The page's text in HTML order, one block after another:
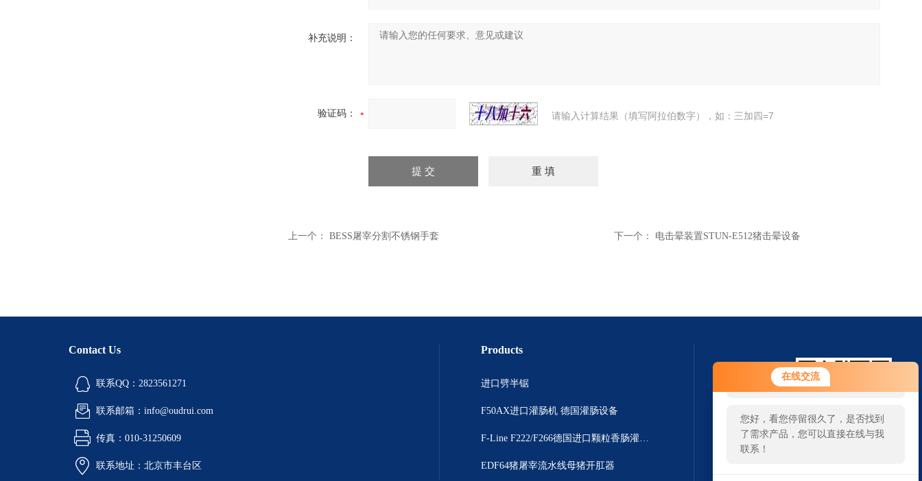
在线交流
您好！欢迎前来咨询，很高兴为您
服务，请问您要咨询什么问题呢？
您好，看您停留很久了，是否找到
了需求产品，您可以直接在线与我
联系！
补充说明：
验证码： 请输入计算结果（填写阿拉伯数字），如：三加四=7
上一个： BESS屠宰分割不锈钢手套 下一个： 电击晕装置STUN-E512猪击晕设备
Contact Us
联系QQ：2823561271
联系邮箱：info@oudrui.com
传真：010-31250609
联系地址：北京市丰台区
Products
进口劈半锯
F50AX进口灌肠机 德国灌肠设备
F-Line F222/F266德国进口颗粒香肠灌装机 灌肠设备
EDF64猪屠宰流水线母猪开肛器